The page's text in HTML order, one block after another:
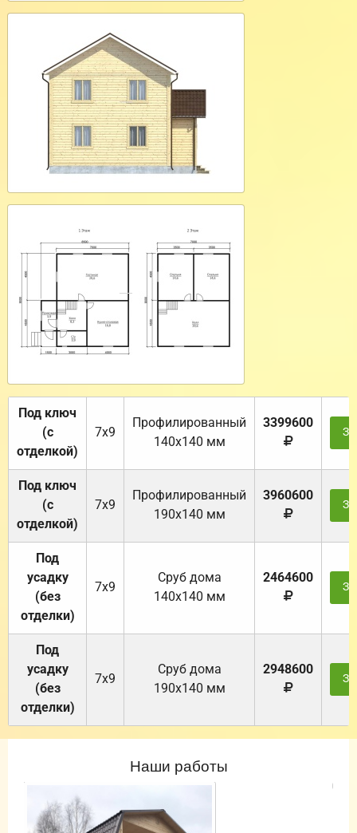
Под ключ
(с
отделкой)
7х9
Профилированный
140х140 мм
3399600
Под ключ
(с
отделкой)
7х9
Профилированный
190х140 мм
3960600
Под
усадку
(без
отделки)
7х9
Cруб дома
140х140 мм
2464600
Под
усадку
(без
отделки)
7х9
Cруб дома
190х140 мм
2948600
Наши работы